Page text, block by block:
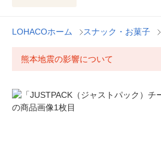
LOHACOホーム スナック・お菓子
熊本地震の影響について